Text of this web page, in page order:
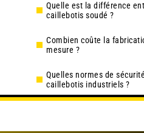
Quelle est la différence
caillebotis soudé ?
Combien coûte la
mesure ?
Quelles normes de
caillebotis industriels ?